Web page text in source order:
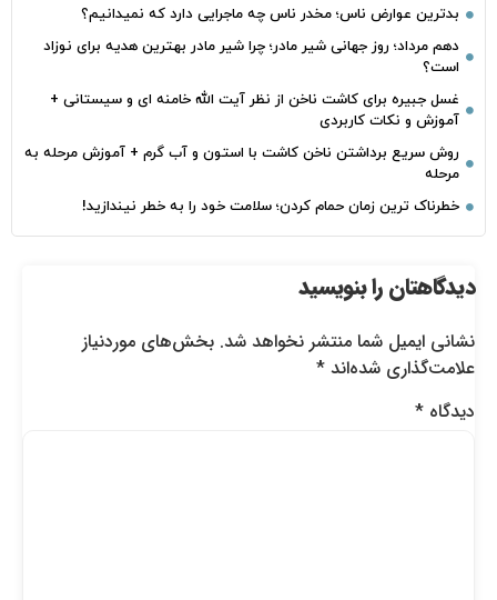
بدترین عوارض ناس؛ مخدر ناس چه ماجرایی دارد که نمیدانیم؟
دهم مرداد؛ روز جهانی شیر مادر؛ چرا شیر مادر بهترین هدیه برای نوزاد
است؟
غسل جبیره برای کاشت ناخن از نظر آیت الله خامنه ای و سیستانی +
آموزش و نکات کاربردی
روش سریع برداشتن ناخن کاشت با استون و آب گرم + آموزش مرحله به
مرحله
خطرناک‌ ترین زمان‌ حمام کردن؛ سلامت خود را به خطر نیندازید!
دیدگاهتان را بنویسید
نشانی ایمیل شما منتشر نخواهد شد. بخش‌های موردنیاز
علامت‌گذاری شده‌اند*
دیدگاه*